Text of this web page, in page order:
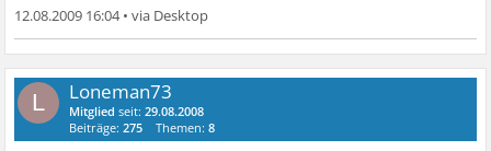
12.08.2009 16:04•
L Loneman73
Mitglied seit:29.08.2008
Beiträge:275 Themen:8